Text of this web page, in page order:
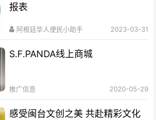
报表
阿根廷华人便民小助手 2023-03-31
S.F.PANDA线上商城
推广信息 2020-05-29
感受闽台文创之美 共赴精彩文化